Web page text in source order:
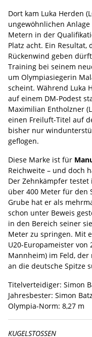
Dort kam Luka Herden
ungewöhnlichen
Metern in der
Platz acht. Ein
Rückenwind geben
Training bei seinem
um Olympiasiegerin
scheint. Während Luka
auf einem DM-Podest
Maximilian Entholzner
einen Freiluft-Titel auf
bisher nur
geflogen.
Diese Marke ist für
Reichweite – und doch
Der Zehnkämpfer
über 400 Meter für den
Grube hat er als
schon unter Beweis
in den Bereich seiner
Meter zu springen. Mit
U20-Europameister von
Mannheim) im Feld,
an die deutsche Spitze
Titelverteidiger: Simon
Jahresbester: Simon
Olympia-Norm: 8,27 m
KUGELSTOSSEN